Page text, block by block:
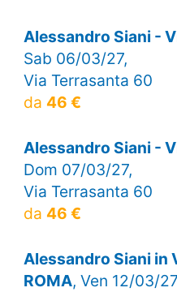
Alessandro Siani -
Sab 06/03/27,
Via Terrasanta 60
da 46 €
Alessandro Siani -
Dom 07/03/27,
Via Terrasanta 60
da 46 €
Alessandro Siani in
ROMA, Ven 12/03/